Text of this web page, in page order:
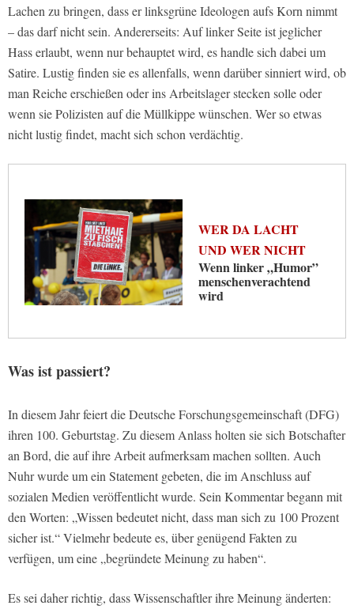
Lachen zu bringen, dass er linksgrüne Ideologen aufs Korn nimmt
– das darf nicht sein. Andererseits: Auf linker Seite ist jeglicher
Hass erlaubt, wenn nur behauptet wird, es handle sich dabei um
Satire. Lustig finden sie es allenfalls, wenn darüber sinniert wird, ob
man Reiche erschießen oder ins Arbeitslager stecken solle oder
wenn sie Polizisten auf die Müllkippe wünschen. Wer so etwas
nicht lustig findet, macht sich schon verdächtig.
WER DA LACHT
UND WER NICHT
Wenn linker „Humor”
menschenverachtend
wird
Was ist passiert?
In diesem Jahr feiert die Deutsche Forschungsgemeinschaft (DFG)
ihren 100. Geburtstag. Zu diesem Anlass holten sie sich Botschafter
an Bord, die auf ihre Arbeit aufmerksam machen sollten. Auch
Nuhr wurde um ein Statement gebeten, die im Anschluss auf
sozialen Medien veröffentlicht wurde. Sein Kommentar begann mit
den Worten: „Wissen bedeutet nicht, dass man sich zu 100 Prozent
sicher ist.“ Vielmehr bedeute es, über genügend Fakten zu
verfügen, um eine „begründete Meinung zu haben“.
Es sei daher richtig, dass Wissenschaftler ihre Meinung änderten: